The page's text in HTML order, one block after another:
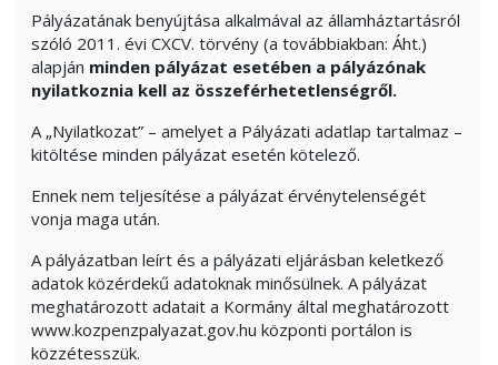
Pályázatának benyújtása alkalmával az államháztartásról
szóló 2011. évi CXCV. törvény (a továbbiakban: Áht.)
alapján minden pályázat esetében a pályázónak
nyilatkoznia kell az összeférhetetlenségről.
A „Nyilatkozat” – amelyet a Pályázati adatlap tartalmaz –
kitöltése minden pályázat esetén kötelező.
Ennek nem teljesítése a pályázat érvénytelenségét
vonja maga után.
A pályázatban leírt és a pályázati eljárásban keletkező
adatok közérdekű adatoknak minősülnek. A pályázat
meghatározott adatait a Kormány által meghatározott
www.kozpenzpalyazat.gov.hu központi portálon is
közzétesszük.